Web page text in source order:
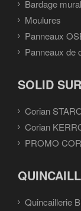
Bardage mural
Moulures
Panneaux
Panneaux de
SOLID
Corian
Corian
PROMO
Quincaillerie